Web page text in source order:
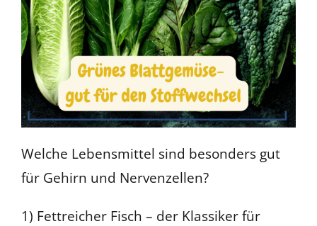
Welche Lebensmittel sind besonders gut
für Gehirn und Nervenzellen?
1) Fettreicher Fisch – der Klassiker für